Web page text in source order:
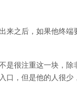
之后，如果他终端
很注重这一块，除
，但是他的人很少